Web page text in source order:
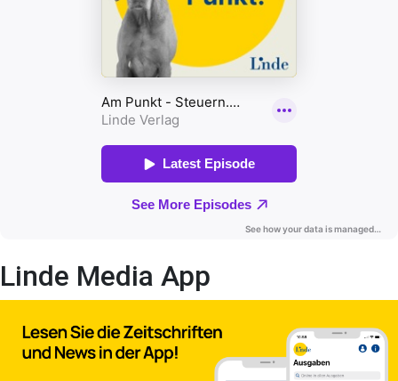
Linde Media App